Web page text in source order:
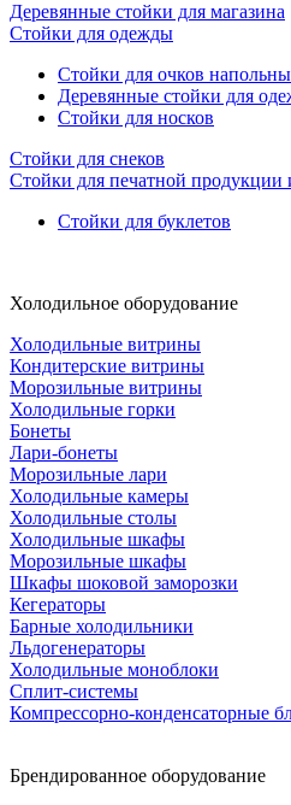
Деревянные стойки для магазина
Стойки для одежды
Стойки для очков
Деревянные стойки для
Стойки для носков
Стойки для снеков
Стойки для печатной продукции
Стойки для буклетов
Холодильное оборудование
Холодильные витрины
Кондитерские витрины
Морозильные витрины
Холодильные горки
Бонеты
Лари-бонеты
Морозильные лари
Холодильные камеры
Холодильные столы
Холодильные шкафы
Морозильные шкафы
Шкафы шоковой заморозки
Кегераторы
Барные холодильники
Льдогенераторы
Холодильные моноблоки
Сплит-системы
Компрессорно-конденсаторные
Брендированное оборудование